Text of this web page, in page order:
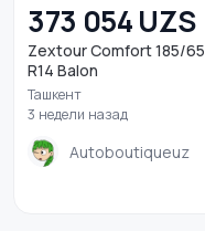
373 054 UZS
Zextour Comfort 185/65
R14 Balon
Ташкент
3 недели назад
Autoboutiqueuz